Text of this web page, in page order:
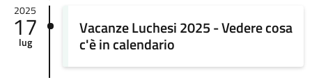
2025
17
lug
Vacanze Luchesi 2025 - Vedere cosa
c'è in calendario